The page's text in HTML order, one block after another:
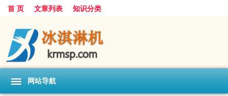
首 页 文章列表 知识分类
网站导航